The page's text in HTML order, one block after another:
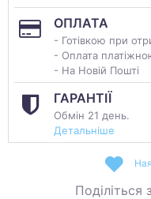
ОПЛАТА
- Готівкою при
- Оплата
- На Новій Пошті
ГАРАНТІЇ
Обмін 21 день.
Детальніше
Поділіться